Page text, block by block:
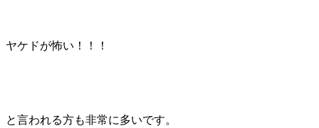
ヤケドが怖い！！！
と言われる方も非常に多いです。